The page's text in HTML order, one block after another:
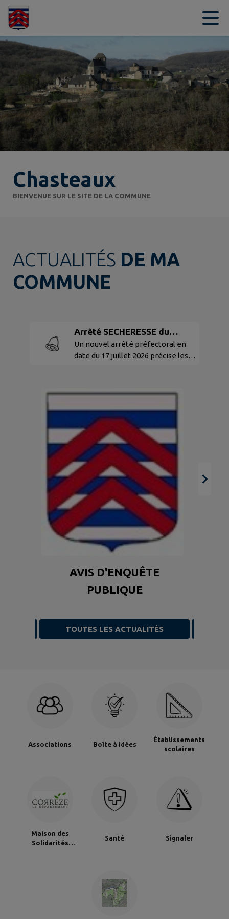
Contenu
Chasteaux
BIENVENUE SUR LE SITE DE LA COMMUNE
ACTUALITÉS DE MA
COMMUNE
Arrêté SECHERESSE du
17/07/2026
Un nouvel arrêté préfectoral en
date du 17 juillet 2026 précise les
classée en ALERTE
AVIS D'ENQUÊTE
PUBLIQUE
TOUTES LES ACTUALITÉS
Associations Boîte à idées
Établissements
scolaires
Maison des
Solidarités
Santé Signaler